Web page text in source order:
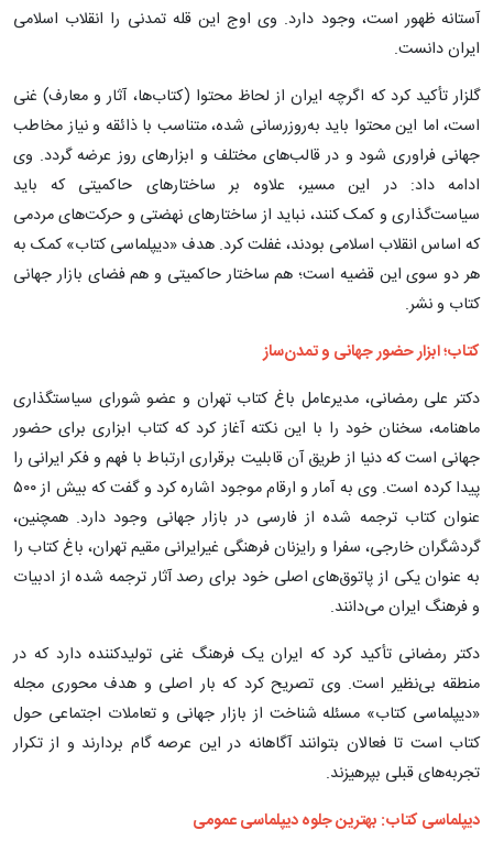
آستانه ظهور است، وجود دارد. وی اوج این قله تمدنی را انقلاب اسلامی
ایران دانست.
گلزار تأکید کرد که اگرچه ایران از لحاظ محتوا (کتاب‌ها، آثار و معارف) غنی
است، اما این محتوا باید به‌روزرسانی شده، متناسب با ذائقه و نیاز مخاطب
جهانی فراوری شود و در قالب‌های مختلف و ابزارهای روز عرضه گردد. وی
ادامه داد: در این مسیر، علاوه بر ساختارهای حاکمیتی که باید
سیاست‌گذاری و کمک کنند، نباید از ساختارهای نهضتی و حرکت‌های مردمی
که اساس انقلاب اسلامی بودند، غفلت کرد. هدف «دیپلماسی کتاب» کمک به
هر دو سوی این قضیه است؛ هم ساختار حاکمیتی و هم فضای بازار جهانی
کتاب و نشر.
کتاب؛ ابزار حضور جهانی و تمدن‌ساز
دکتر علی رمضانی، مدیرعامل باغ کتاب تهران و عضو شورای سیاستگذاری
ماهنامه، سخنان خود را با این نکته آغاز کرد که کتاب ابزاری برای حضور
جهانی است که دنیا از طریق آن قابلیت برقراری ارتباط با فهم و فکر ایرانی را
پیدا کرده است. وی به آمار و ارقام موجود اشاره کرد و گفت که بیش از ۵۰۰
عنوان کتاب ترجمه شده از فارسی در بازار جهانی وجود دارد. همچنین،
گردشگران خارجی، سفرا و رایزنان فرهنگی غیرایرانی مقیم تهران، باغ کتاب را
به عنوان یکی از پاتوق‌های اصلی خود برای رصد آثار ترجمه شده از ادبیات
و فرهنگ ایران می‌دانند.
دکتر رمضانی تأکید کرد که ایران یک فرهنگ غنی تولیدکننده دارد که در
منطقه بی‌نظیر است. وی تصریح کرد که بار اصلی و هدف محوری مجله
«دیپلماسی کتاب» مسئله شناخت از بازار جهانی و تعاملات اجتماعی حول
کتاب است تا فعالان بتوانند آگاهانه در این عرصه گام بردارند و از تکرار
تجربه‌های قبلی بپرهیزند.
دیپلماسی کتاب: بهترین جلوه دیپلماسی عمومی